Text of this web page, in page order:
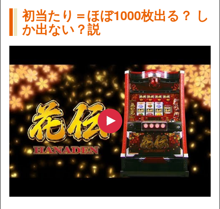
初当たり＝ほぼ1000枚出る？ し
か出ない？説